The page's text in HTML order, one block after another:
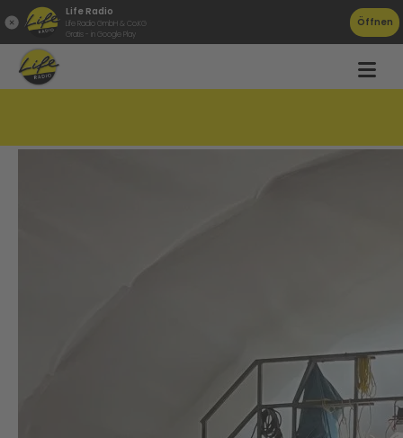
Life Radio
Life Radio GmbH & Co.KG
Gratis - in Google Play
Öffnen